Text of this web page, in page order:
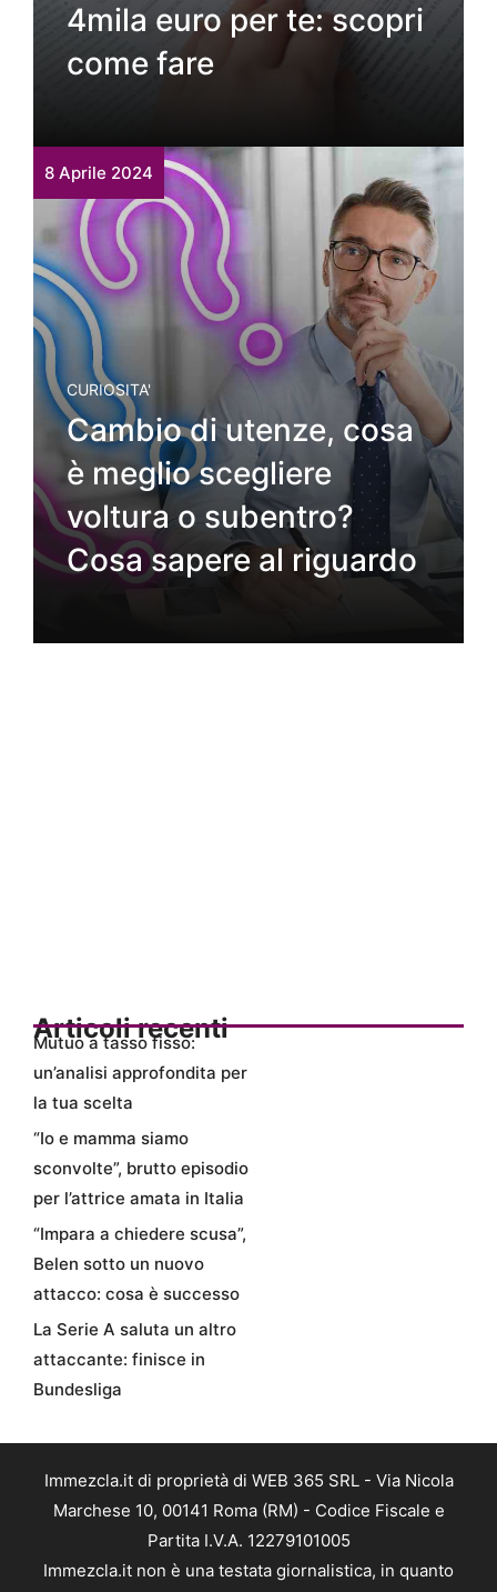
4mila euro per te: scopri
come fare
8 Aprile 2024
CURIOSITA'
Cambio di utenze, cosa
è meglio scegliere
voltura o subentro?
Cosa sapere al riguardo
Articoli recenti
Mutuo a tasso fisso:
un’analisi approfondita per
la tua scelta
“Io e mamma siamo
sconvolte”, brutto episodio
per l’attrice amata in Italia
“Impara a chiedere scusa”,
Belen sotto un nuovo
attacco: cosa è successo
La Serie A saluta un altro
attaccante: finisce in
Bundesliga
Immezcla.it di proprietà di WEB 365 SRL - Via Nicola
Marchese 10, 00141 Roma (RM) - Codice Fiscale e
Partita I.V.A. 12279101005
Immezcla.it non è una testata giornalistica, in quanto